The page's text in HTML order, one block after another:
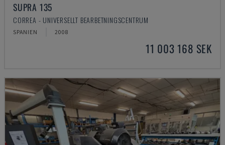
SUPRA 135
CORREA - UNIVERSELLT BEARBETNINGSCENTRUM
SPANIEN 2008
11 003 168 SEK